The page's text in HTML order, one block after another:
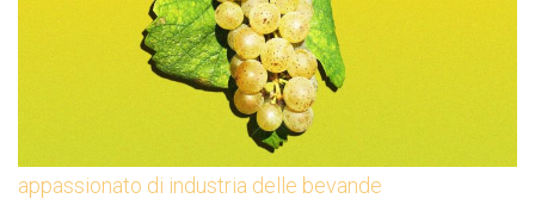
appassionato di industria delle bevande